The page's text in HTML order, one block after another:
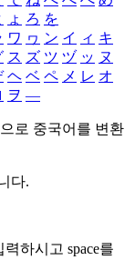
ょ ろ を
ワ ヮ ン イ ィ キ
ス ズ ツ ヅ ッ ヌ
ヘ ベ ペ メ レ オ
ヲ ―
로 중국어를 변환
다.
력하시고 space를